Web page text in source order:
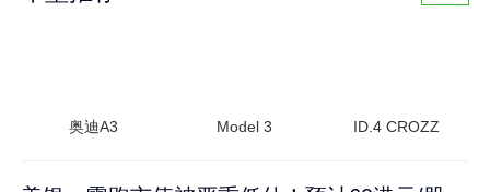
奥迪A3 Model 3 ID.4 CROZZ